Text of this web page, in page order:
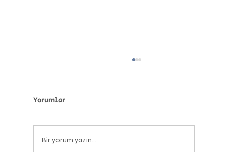
Yorumlar
Bir yorum yazın...